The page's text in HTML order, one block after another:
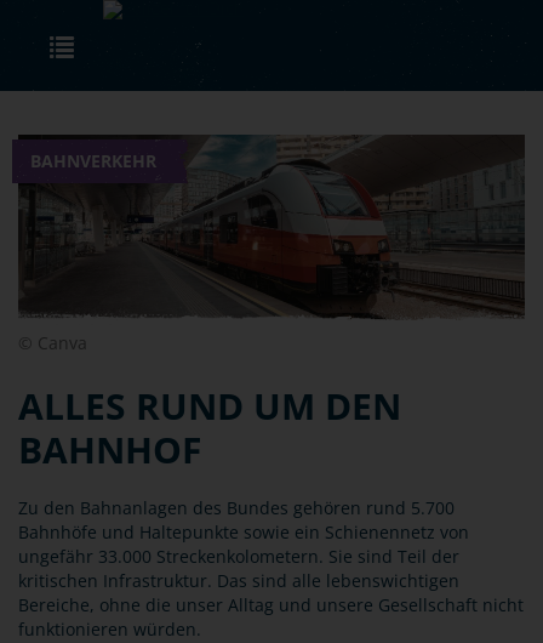
Skip to main content
BAHNVERKEHR
© Canva
ALLES RUND UM DEN
BAHNHOF
Zu den Bahnanlagen des Bundes gehören rund 5.700
Bahnhöfe und Haltepunkte sowie ein Schienennetz von
ungefähr 33.000 Streckenkolometern. Sie sind Teil der
kritischen Infrastruktur. Das sind alle lebenswichtigen
Bereiche, ohne die unser Alltag und unsere Gesellschaft nicht
funktionieren würden.